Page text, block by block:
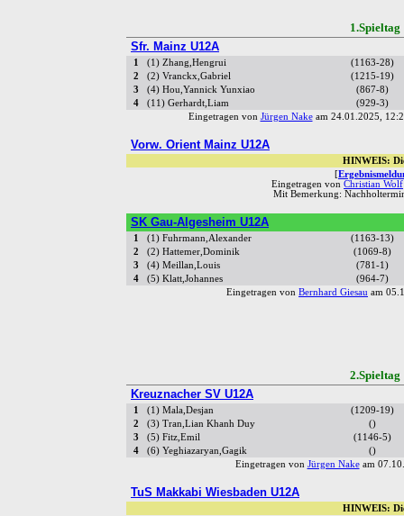
Sfr. Mainz U12A
1 (1) Zhang,Hengrui
(1163-28)
2
(2) Vranckx,Gabriel
(1215-19)
3
(4) Hou,Yannick Yunxiao
(867-8)
4
(11) Gerhardt,Liam
(929-3)
Eingetragen von Jürgen Nakeam 24.01.2025,
Vorw. Orient Mainz U12A
HINWEIS:
Eingetragen von Christian Wolf
Mit Bemerkung:
SK Gau-Algesheim U12A
1 (1) Fuhrmann,Alexander
(1163-13)
2
(2) Hattemer,Dominik
(1069-8)
3
(4) Meillan,Louis
(781-1)
4
(5) Klatt,Johannes
(964-7)
Eingetragen von Bernhard Giesau am
Kreuznacher SV U12A
1 (1) Mala,Desjan
(1209-19)
2
(3) Tran,Lian Khanh Duy
()
3
(5) Fitz,Emil
(1146-5)
4
(6) Yeghiazaryan,Gagik
()
Eingetragen von Jürgen Nakeam
TuS Makkabi Wiesbaden U12A
HINWEIS: